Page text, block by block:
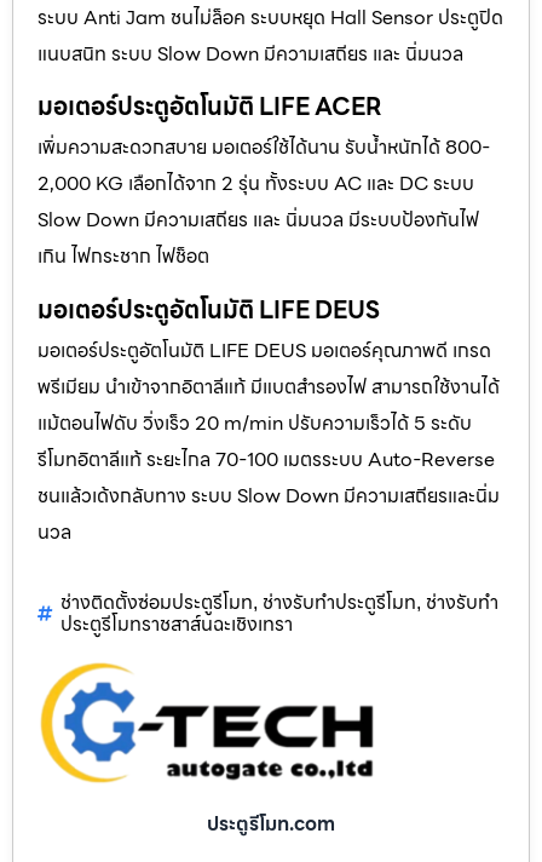
ระบบ Anti Jam ชนไม่ล็อค ระบบหยุด Hall Sensor ประตูปิด
แนบสนิท ระบบ Slow Down มีความเสถียร และ นิ่มนวล
มอเตอร์ประตูอัตโนมัติ LIFE ACER
เพิ่มความสะดวกสบาย มอเตอร์ใช้ได้นาน รับน้ำหนักได้ 800-
2,000 KG เลือกได้จาก 2 รุ่น ทั้งระบบ AC และ DC ระบบ
Slow Down มีความเสถียร และ นิ่มนวล มีระบบป้องกันไฟ
เกิน ไฟกระชาก ไฟช็อต
มอเตอร์ประตูอัตโนมัติ LIFE DEUS
มอเตอร์ประตูอัตโนมัติ LIFE DEUS มอเตอร์คุณภาพดี เกรด
พรีเมียม นำเข้าจากอิตาลีแท้ มีแบตสำรองไฟ สามารถใช้งานได้
แม้ตอนไฟดับ วิ่งเร็ว 20 m/min ปรับความเร็วได้ 5 ระดับ
รีโมทอิตาลีแท้ ระยะไกล 70-100 เมตรระบบ Auto-Reverse
ชนแล้วเด้งกลับทาง ระบบ Slow Down มีความเสถียรและนิ่ม
นวล
ช่างติดตั้งซ่อมประตูรีโมท, ช่างรับทำประตูรีโมท, ช่างรับทำ
ประตูรีโมทราชสาส์นฉะเชิงเทรา
ประตูรีโมท.com